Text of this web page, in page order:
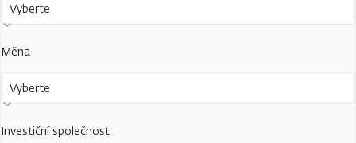
Vyberte
Měna
Vyberte
Investiční společnost